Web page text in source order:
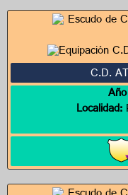
C.D.
Localidad: